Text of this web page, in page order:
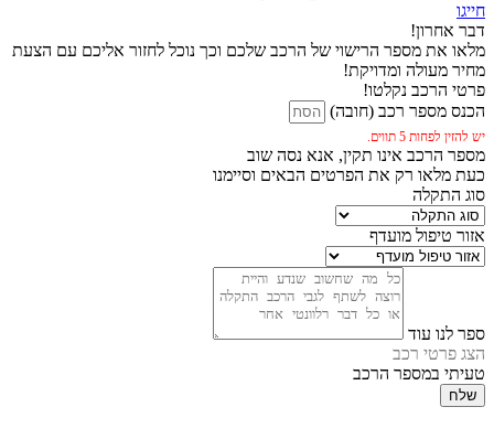
חייגו
דבר אחרון!
מלאו את מספר הרישוי של הרכב שלכם וכך נוכל לחזור אליכם עם הצעת
מחיר מעולה ומדויקת!
פרטי הרכב נקלטו!
הכנס מספר רכב (חובה)
יש להזין לפחות 5 תווים.
מספר הרכב אינו תקין, אנא נסה שוב
כעת מלאו רק את הפרטים הבאים וסיימנו
סוג התקלה
אזור טיפול מועדף
ספר לנו עוד
הצג פרטי רכב
טעיתי במספר הרכב
שלח